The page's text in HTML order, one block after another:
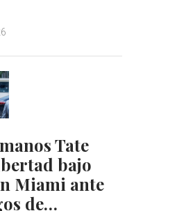
Tate
bajo
Miami ante
de…